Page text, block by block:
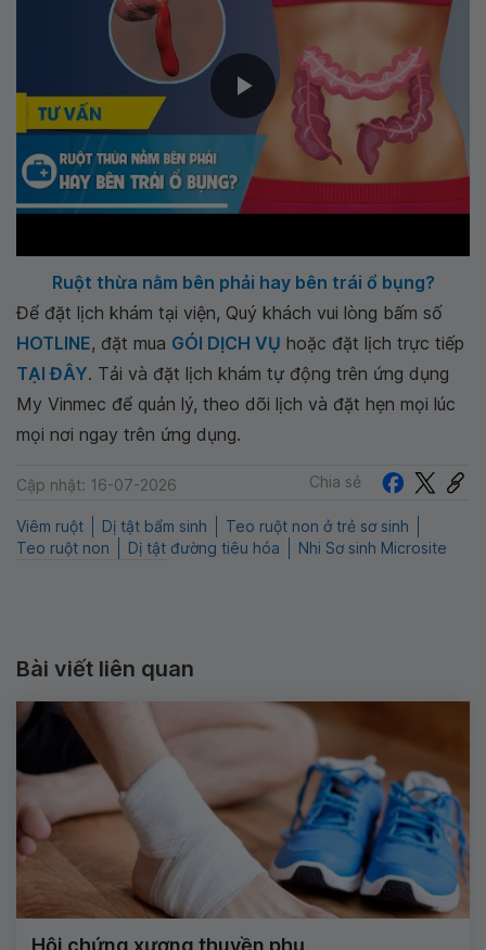
Ruột thừa nằm bên phải hay bên trái ổ bụng?
Để đặt lịch khám tại viện, Quý khách vui lòng bấm số
HOTLINE, đặt mua GÓI DỊCH VỤ hoặc đặt lịch trực tiếp
TẠI ĐÂY. Tải và đặt lịch khám tự động trên ứng dụng
My Vinmec để quản lý, theo dõi lịch và đặt hẹn mọi lúc
mọi nơi ngay trên ứng dụng.
Cập nhật: 16-07-2026 Chia sẻ
Viêm ruột Dị tật bẩm sinh
Teo ruột non ở trẻ sơ sinh
Teo ruột non
Dị tật đường tiêu hóa Nhi Sơ sinh Microsite
Bài viết liên quan
Hội chứng xương thuyền phụ